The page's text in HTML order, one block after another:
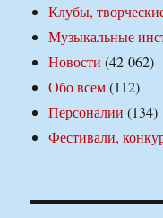
Клубы,
Музыкальные
Новости (42 062)
Обо всем(112)
Персоналии (134)
Фестивали,